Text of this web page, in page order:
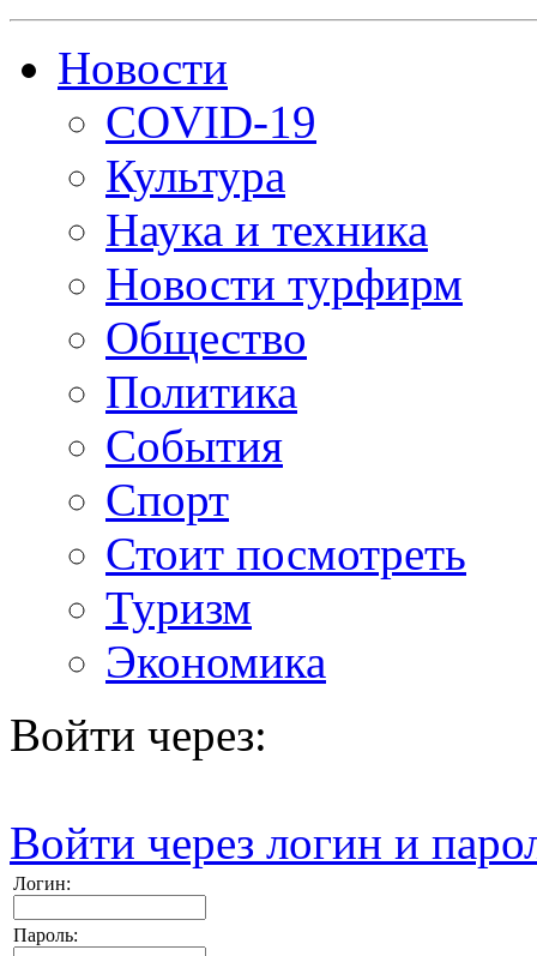
Новости
COVID-19
Культура
Наука и техника
Новости турфирм
Общество
Политика
События
Спорт
Стоит посмотреть
Туризм
Экономика
Войти через:
Войти через логин и
Логин:
Пароль: